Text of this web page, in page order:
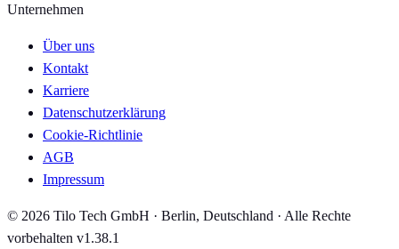
Unternehmen
Über uns
Kontakt
Karriere
Datenschutzerklärung
Cookie-Richtlinie
AGB
Impressum
© 2026 Tilo Tech GmbH · Berlin, Deutschland · Alle Rechte
vorbehalten v1.38.1